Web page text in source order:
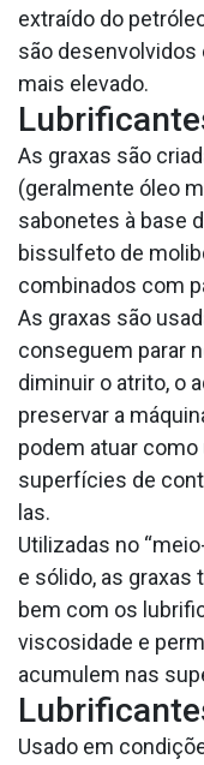
extraído do
são
mais elevado.
As graxas são
(geralmente óleo
sabonetes à base
bissulfeto de
combinados com
As graxas são
conseguem parar
diminuir o atrito, o
preservar a
podem atuar como
superfícies de
las.
Utilizadas no
e sólido, as graxas
bem com os
viscosidade e
acumulem nas
Usado em